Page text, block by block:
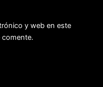
y web en este
comente.